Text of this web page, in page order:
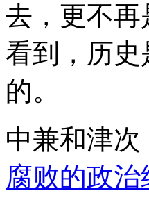
去，更不
看到，历
的。
中兼和津次
腐败的政治